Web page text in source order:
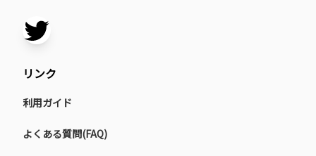
リンク
利用ガイド
よくある質問(FAQ)